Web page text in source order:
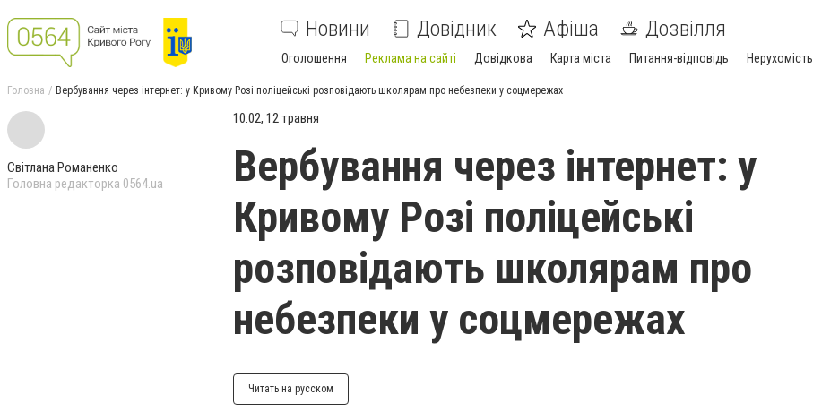
Новини Довідник Афіша Дозвілля
Оголошення Реклама на сайті Довідкова Карта міста Питання-відповідь Нерухомість
Головна Вербування через інтернет: у Кривому Розі поліцейські розповідають школярам про небезпеки у соцмережах
Світлана Романенко
Головна редакторка 0564.ua
10:02, 12 травня
Вербування через інтернет: у
Кривому Розі поліцейські
розповідають школярам про
небезпеки у соцмережах
Читать на русском